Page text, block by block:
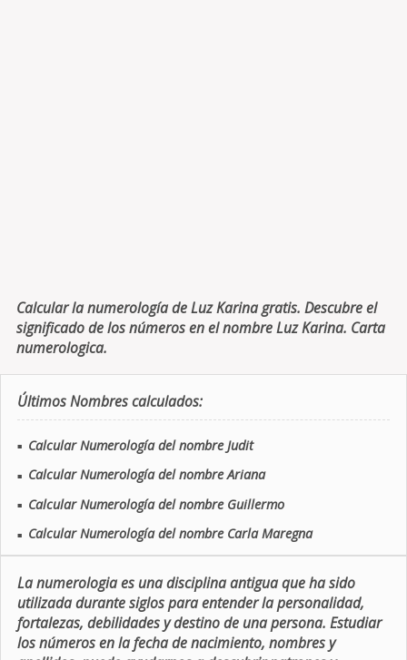
Calcular la numerología de Luz Karina gratis. Descubre el
significado de los números en el nombre Luz Karina. Carta
numerologica.
Últimos Nombres calculados:
■ Calcular Numerología del nombre Judit
■ Calcular Numerología del nombre Ariana
■ Calcular Numerología del nombre Guillermo
■ Calcular Numerología del nombre Carla Maregna
La numerologia es una disciplina antigua que ha sido
utilizada durante siglos para entender la personalidad,
fortalezas, debilidades y destino de una persona. Estudiar
los números en la fecha de nacimiento, nombres y